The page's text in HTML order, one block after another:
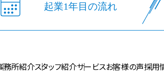
起業1年目の流れ
務所紹介スタッフ紹介サービスお客様の声採用